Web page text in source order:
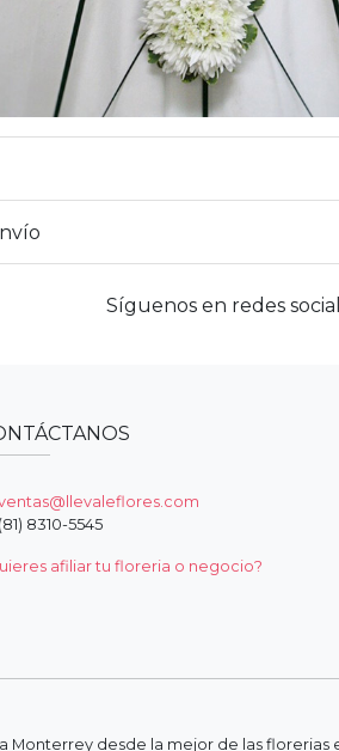
Síguenos en redes
(81) 8310-5545
afiliar tu floreria o negocio?
a Monterrey desde la mejor de las